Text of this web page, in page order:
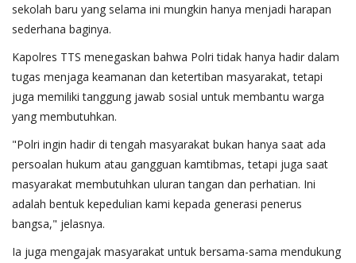
sekolah baru yang selama ini mungkin hanya menjadi harapan
sederhana baginya.
Kapolres TTS menegaskan bahwa Polri tidak hanya hadir dalam
tugas menjaga keamanan dan ketertiban masyarakat, tetapi
juga memiliki tanggung jawab sosial untuk membantu warga
yang membutuhkan.
"Polri ingin hadir di tengah masyarakat bukan hanya saat ada
persoalan hukum atau gangguan kamtibmas, tetapi juga saat
masyarakat membutuhkan uluran tangan dan perhatian. Ini
adalah bentuk kepedulian kami kepada generasi penerus
bangsa," jelasnya.
Ia juga mengajak masyarakat untuk bersama-sama mendukung